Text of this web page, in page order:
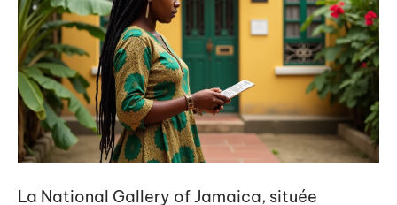
La National Gallery of Jamaica, située